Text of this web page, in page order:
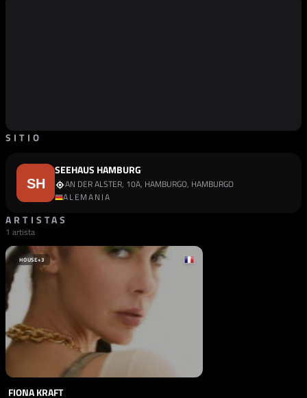
SITIO
SEEHAUS HAMBURG
AN DER ALSTER, 10A, HAMBURGO, HAMBURGO
ALEMANIA
ARTISTAS
1 artista
HOUSE+3
FIONA KRAFT